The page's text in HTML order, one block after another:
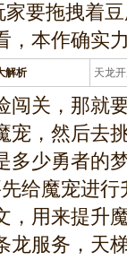
要拖拽着
，本作确实
解析 天龙
龙
闯关，那就
宠，然后去
多少勇者的
给魔宠进
，用来提升
龙服务，天